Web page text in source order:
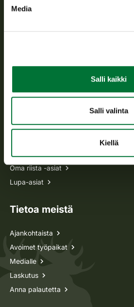
Media
Salli kaikki
Salli valinta
Kiellä
Asiakaspalvelu
p. 029 431 2001
Usein kysytyt kysymykset
Kaikki yhteystiedot
Metsästyskortti-asiat
Oma riista -asiat
Lupa-asiat
Tietoa meistä
Ajankohtaista
Avoimet työpaikat
Medialle
Laskutus
Anna palautetta